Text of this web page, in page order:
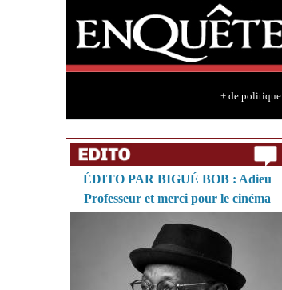
+ de politique
ÉDITO PAR BIGUÉ BOB : Adieu
Professeur et merci pour le cinéma